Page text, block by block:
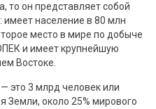
то он представляет собой
население в 80 млн
место в мире по добыче
и имеет крупнейшую
Востоке.
это 3 млрд человек или
Земли, около 25% мирового